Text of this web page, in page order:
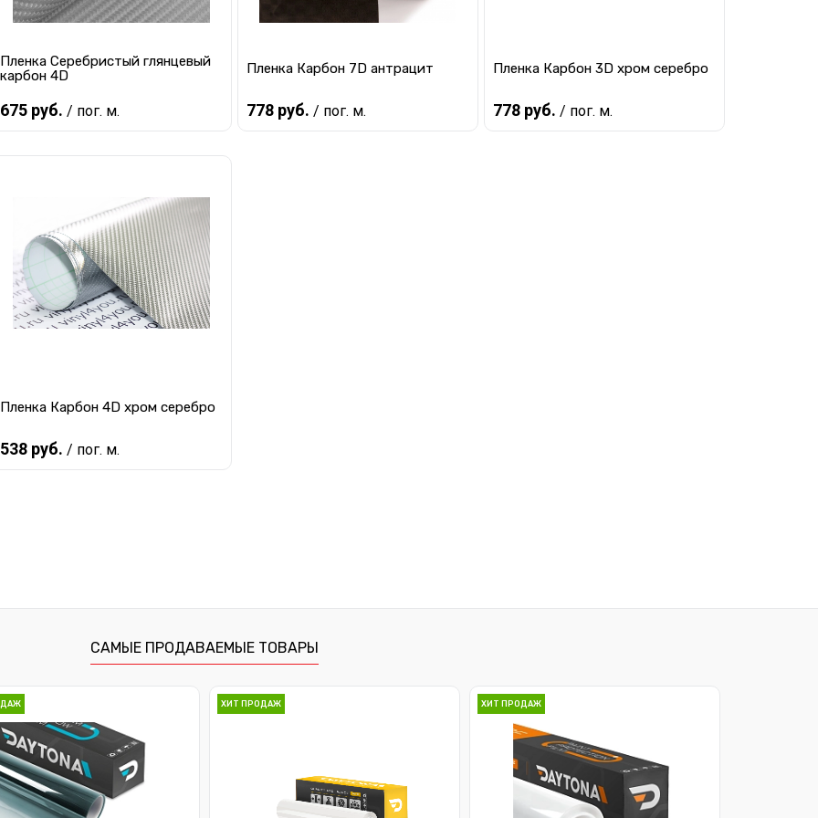
Пленка Серебристый глянцевый
карбон 4D
675 руб. / пог. м.
Купить в 1 клик К сравнению
В избранное Под заказ
Пленка Карбон 7D антрацит
778 руб. / пог. м.
Пленка Карбон 3D хром серебро
778 руб. / пог. м.
Пленка Карбон 4D хром серебро
538 руб. / пог. м.
САМЫЕ ПРОДАВАЕМЫЕ ТОВАРЫ
ХИТ ПРОДАЖ ХИТ ПРОДАЖ